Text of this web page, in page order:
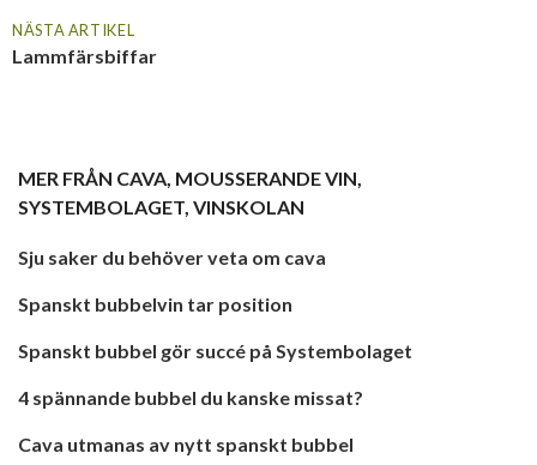
NÄSTA ARTIKEL
Lammfärsbiffar
MER FRÅN CAVA, MOUSSERANDE VIN,
SYSTEMBOLAGET, VINSKOLAN
Sju saker du behöver veta om cava
Spanskt bubbelvin tar position
Spanskt bubbel gör succé på Systembolaget
4 spännande bubbel du kanske missat?
Cava utmanas av nytt spanskt bubbel